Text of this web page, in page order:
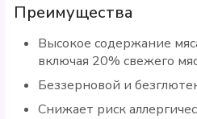
Преимущества
Высокое содержание
включая 20% свежего
Беззерновой и
Снижает риск